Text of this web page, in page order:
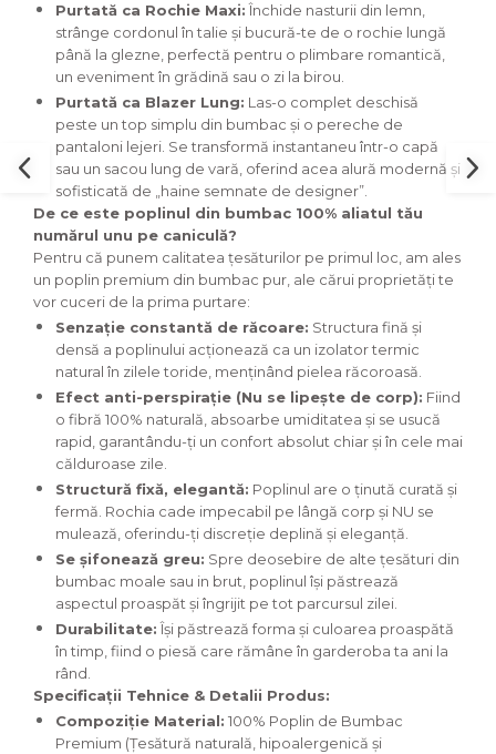
Purtată ca Rochie Maxi:Închide nasturii din lemn,
strânge cordonul în talie și bucură-te de o rochie lungă
până la glezne, perfectă pentru o plimbare romantică,
un eveniment în grădină sau o zi la birou.
Purtată ca Blazer Lung: Las-o complet deschisă
peste un top simplu din bumbac și o pereche de
pantaloni lejeri. Se transformă instantaneu într-o capă
sau un sacou lung de vară, oferind acea alură modernă și
sofisticată de „haine semnate de designer”.
De ce este poplinul din bumbac 100% aliatul tău
numărul unu pe caniculă?
Pentru că punem calitatea țesăturilor pe primul loc, am ales
un poplin premium din bumbac pur, ale cărui proprietăți te
vor cuceri de la prima purtare:
Senzație constantă de răcoare: Structura fină și
densă a poplinului acționează ca un izolator termic
natural în zilele toride, menținând pielea răcoroasă.
Efect anti-perspirație (Nu se lipește de corp): Fiind
o fibră 100% naturală, absoarbe umiditatea și se usucă
rapid, garantându-ți un confort absolut chiar și în cele mai
călduroase zile.
Structură fixă, elegantă: Poplinul are o ținută curată și
fermă. Rochia cade impecabil pe lângă corp și NU se
mulează, oferindu-ți discreție deplină și eleganță.
Se șifonează greu: Spre deosebire de alte țesături din
bumbac moale sau in brut, poplinul își păstrează
aspectul proaspăt și îngrijit pe tot parcursul zilei.
Durabilitate:Își păstrează forma și culoarea proaspătă
în timp, fiind o piesă care rămâne în garderoba ta ani la
rând.
Specificații Tehnice & Detalii Produs:
Compoziție Material: 100% Poplin de Bumbac
Premium (Țesătură naturală, hipoalergenică și